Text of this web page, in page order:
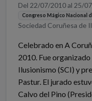
Del 22/07/2010 al 25/
Congreso Mágico Nacional
Sociedad Coruñesa de
Celebrado en A
2010. Fue
Ilusionismo (SCI) y
Pastur. El jurado
Calvo del Pino